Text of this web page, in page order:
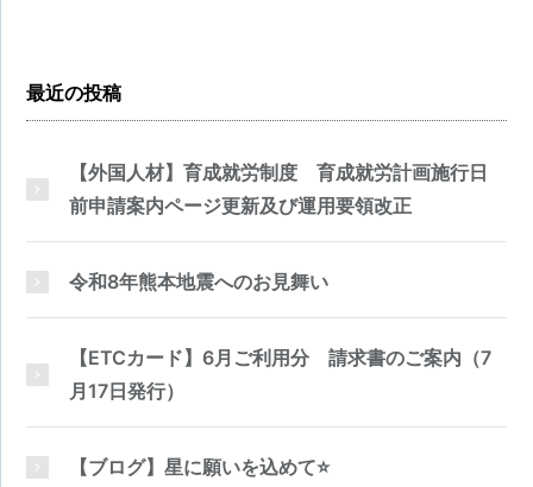
最近の投稿
【外国人材】育成就労制度 育成就労計画施行日
前申請案内ページ更新及び運用要領改正
令和8年熊本地震へのお見舞い
【ETCカード】6月ご利用分 請求書のご案内（7
月17日発行）
【ブログ】星に願いを込めて⭐